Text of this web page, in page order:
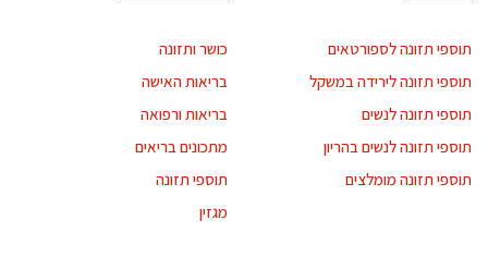
תוספי תזונה לספורטאים
תוספי תזונה לירידה במשקל
תוספי תזונה לנשים
תוספי תזונה לנשים בהריון
תוספי תזונה מומלצים
כושר ותזונה
בריאות האישה
בריאות ורפואה
מתכונים בריאים
תוספי תזונה
מגזין